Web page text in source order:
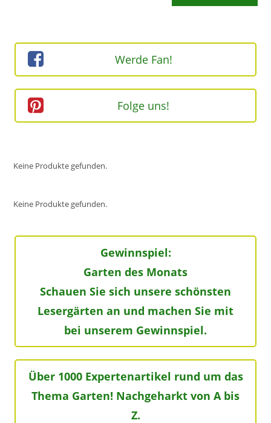
Werde Fan!
Folge uns!
Keine Produkte gefunden.
Keine Produkte gefunden.
Gewinnspiel:
Garten des Monats
Schauen Sie sich unsere schönsten
Lesergärten an und machen Sie mit
bei unserem Gewinnspiel.
Über 1000 Expertenartikel rund um das
Thema Garten! Nachgeharkt von A bis
Z.